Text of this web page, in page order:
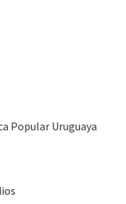
Popular Uruguaya